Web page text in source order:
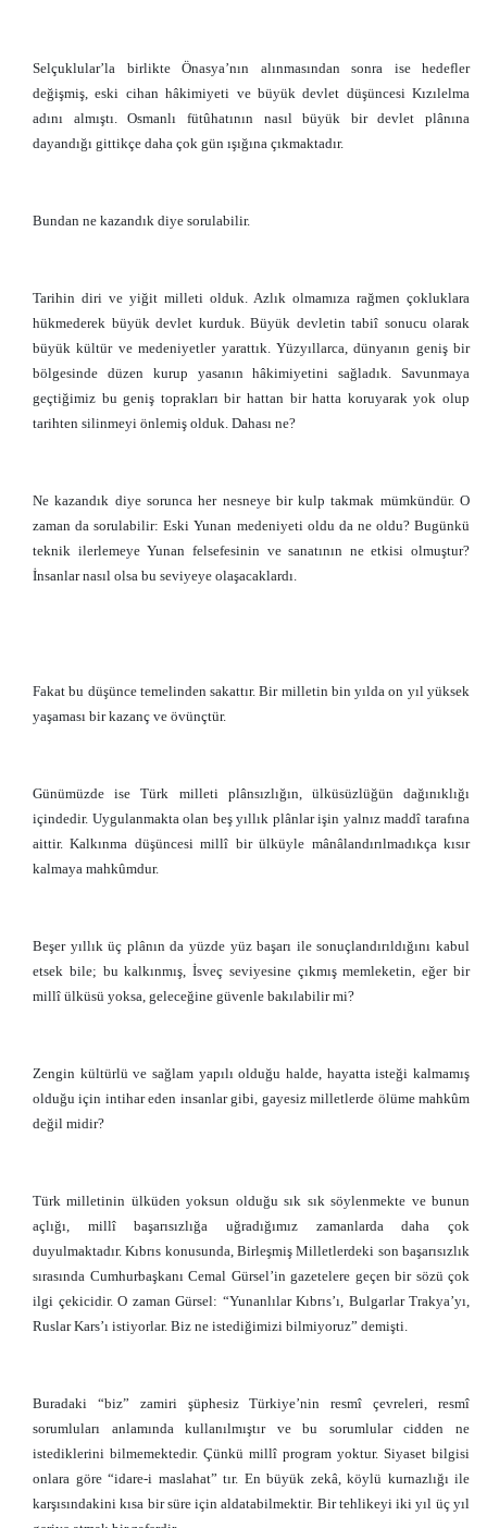
Selçuklular’la birlikte Önasya’nın alınmasından sonra ise hedefler
değişmiş, eski cihan hâkimiyeti ve büyük devlet düşüncesi Kızılelma
adını almıştı. Osmanlı fütûhatının nasıl büyük bir devlet plânına
dayandığı gittikçe daha çok gün ışığına çıkmaktadır.
Bundan ne kazandık diye sorulabilir.
Tarihin diri ve yiğit milleti olduk. Azlık olmamıza rağmen çokluklara
hükmederek büyük devlet kurduk. Büyük devletin tabiî sonucu olarak
büyük kültür ve medeniyetler yarattık. Yüzyıllarca, dünyanın geniş bir
bölgesinde düzen kurup yasanın hâkimiyetini sağladık. Savunmaya
geçtiğimiz bu geniş toprakları bir hattan bir hatta koruyarak yok olup
tarihten silinmeyi önlemiş olduk. Dahası ne?
Ne kazandık diye sorunca her nesneye bir kulp takmak mümkündür. O
zaman da sorulabilir: Eski Yunan medeniyeti oldu da ne oldu? Bugünkü
teknik ilerlemeye Yunan felsefesinin ve sanatının ne etkisi olmuştur?
İnsanlar nasıl olsa bu seviyeye olaşacaklardı.
Fakat bu düşünce temelinden sakattır. Bir milletin bin yılda on yıl yüksek
yaşaması bir kazanç ve övünçtür.
Günümüzde ise Türk milleti plânsızlığın, ülküsüzlüğün dağınıklığı
içindedir. Uygulanmakta olan beş yıllık plânlar işin yalnız maddî tarafına
aittir. Kalkınma düşüncesi millî bir ülküyle mânâlandırılmadıkça kısır
kalmaya mahkûmdur.
Beşer yıllık üç plânın da yüzde yüz başarı ile sonuçlandırıldığını kabul
etsek bile; bu kalkınmış, İsveç seviyesine çıkmış memleketin, eğer bir
millî ülküsü yoksa, geleceğine güvenle bakılabilir mi?
Zengin kültürlü ve sağlam yapılı olduğu halde, hayatta isteği kalmamış
olduğu için intihar eden insanlar gibi, gayesiz milletlerde ölüme mahkûm
değil midir?
Türk milletinin ülküden yoksun olduğu sık sık söylenmekte ve bunun
açlığı, millî başarısızlığa uğradığımız zamanlarda daha çok
duyulmaktadır. Kıbrıs konusunda, Birleşmiş Milletlerdeki son başarısızlık
sırasında Cumhurbaşkanı Cemal Gürsel’in gazetelere geçen bir sözü çok
ilgi çekicidir. O zaman Gürsel: “Yunanlılar Kıbrıs’ı, Bulgarlar Trakya’yı,
Ruslar Kars’ı istiyorlar. Biz ne istediğimizi bilmiyoruz” demişti.
Buradaki “biz” zamiri şüphesiz Türkiye’nin resmî çevreleri, resmî
sorumluları anlamında kullanılmıştır ve bu sorumlular cidden ne
istediklerini bilmemektedir. Çünkü millî program yoktur. Siyaset bilgisi
onlara göre “idare-i maslahat” tır. En büyük zekâ, köylü kurnazlığı ile
karşısındakini kısa bir süre için aldatabilmektir. Bir tehlikeyi iki yıl üç yıl